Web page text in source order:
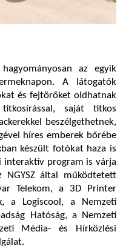
az egyik
A látogatók
és fejtörőket oldhatnak
saját titkos
beszélgethetnek,
híres emberek bőrébe
készült fotókat haza is
interaktív program is várja
által működtetett
Telekom, a 3D Printer
a Logiscool, a Nemzeti
Hatóság, a Nemzeti
Média- és Hírközlési